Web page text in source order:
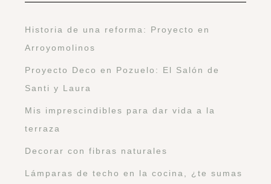
Historia de una reforma: Proyecto en
Arroyomolinos
Proyecto Deco en Pozuelo: El Salón de
Santi y Laura
Mis imprescindibles para dar vida a la
terraza
Decorar con fibras naturales
Lámparas de techo en la cocina, ¿te sumas